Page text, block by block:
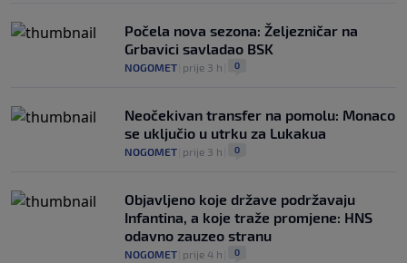
Počela nova sezona: Željezničar na
Grbavici savladao BSK
NOGOMET prije 3 h 0
Neočekivan transfer na pomolu: Monaco
se uključio u utrku za Lukakua
NOGOMET prije 3 h 0
Objavljeno koje države podržavaju
Infantina, a koje traže promjene: HNS
odavno zauzeo stranu
NOGOMET prije 4 h 0